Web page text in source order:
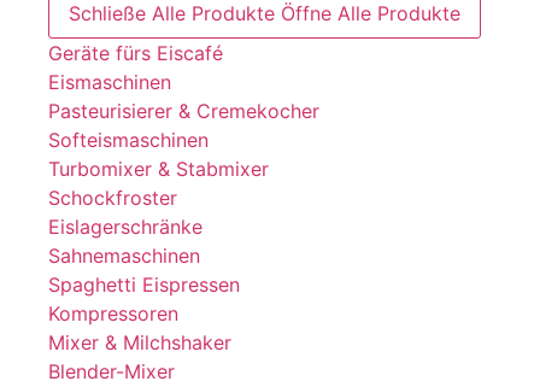
Schließe Alle Produkte Öffne Alle Produkte
Geräte fürs Eiscafé
Eismaschinen
Pasteurisierer & Cremekocher
Softeismaschinen
Turbomixer & Stabmixer
Schockfroster
Eislagerschränke
Sahnemaschinen
Spaghetti Eispressen
Kompressoren
Mixer & Milchshaker
Blender-Mixer